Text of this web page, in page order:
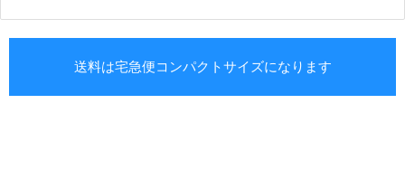
送料は宅急便コンパクトサイズになります